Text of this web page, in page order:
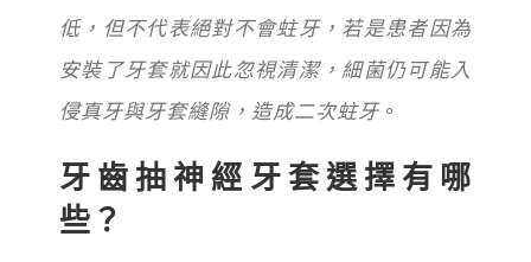
低，但不代表絕對不會蛀牙，若是患者因為
安裝了牙套就因此忽視清潔，細菌仍可能入
侵真牙與牙套縫隙，造成二次蛀牙。
牙齒抽神經牙套選擇有哪
些？